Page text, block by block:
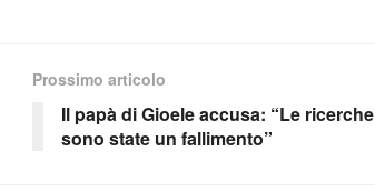
Prossimo articolo
Il papà di Gioele accusa: “Le ricerche
sono state un fallimento”